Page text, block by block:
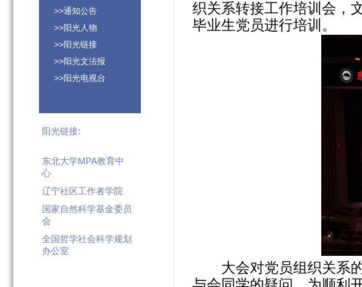
>>通知公告
>>阳光人物
>>阳光链接
>>阳光文法报
>>阳光电视台
阳光链接:
东北大学MPA教育中
心
辽宁社区工作者学院
国家自然科学基金委员
会
全国哲学社会科学规划
办公室
织关系转接工作培训会，
毕业生党员进行培训。
大会对党员组织关系